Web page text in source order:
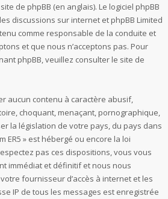
de phpBB (en anglais). Le logiciel phpBB
discussions sur internet et phpBB Limited
comme responsable de la conduite et
et que nous n’acceptons pas. Pour
phpBB, veuillez consulter le site de
aucun contenu à caractère abusif,
choquant, menaçant, pornographique,
la législation de votre pays, du pays dans
ER5 » est hébergé ou encore la loi
pas ces dispositions, vous vous
immédiat et définitif et nous nous
fournisseur d’accès à internet et les
IP de tous les messages est enregistrée